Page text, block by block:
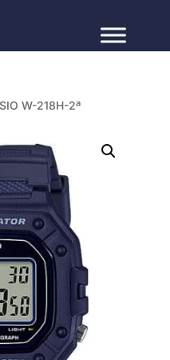
W-218H-2ª